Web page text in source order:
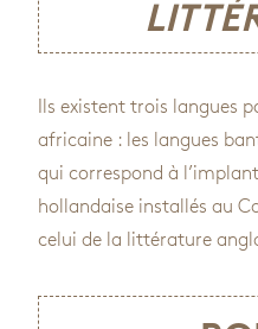
Ils existent trois langues
africaine : les langues
qui correspond à
hollandaise installés au
celui de la littérature